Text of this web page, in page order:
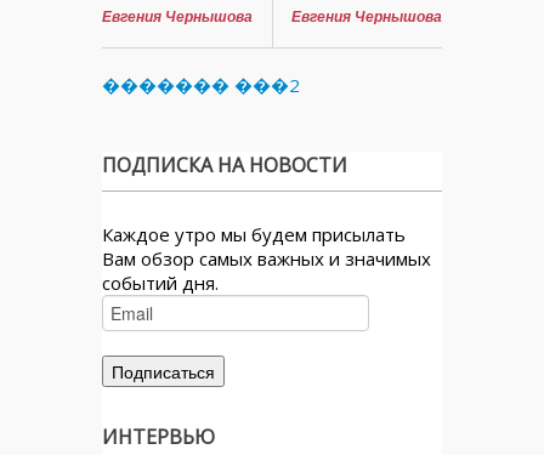
Евгения Чернышова
Евгения Чернышова
������� ���2
ПОДПИСКА НА НОВОСТИ
Каждое утро мы будем присылать
Вам обзор самых важных и значимых
событий дня.
ИНТЕРВЬЮ